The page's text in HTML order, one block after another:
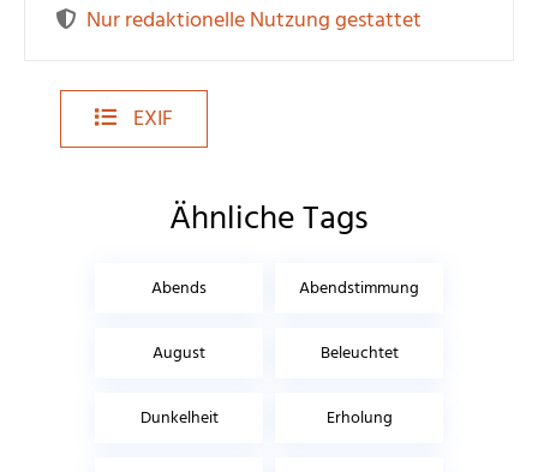
Nur redaktionelle Nutzung gestattet
EXIF
Ähnliche Tags
Abends Abendstimmung
August Beleuchtet
Dunkelheit Erholung